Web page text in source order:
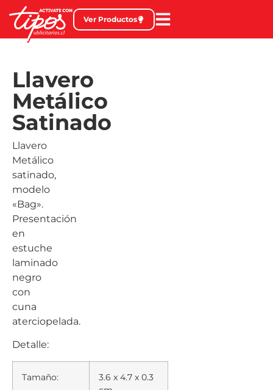
Ver Productos
Llavero
Metálico
Satinado
Llavero
Metálico
satinado,
modelo
«Bag».
Presentación
en
estuche
laminado
negro
con
cuna
aterciopelada.
Detalle:
Tamaño:
3.6 x 4.7 x 0.3